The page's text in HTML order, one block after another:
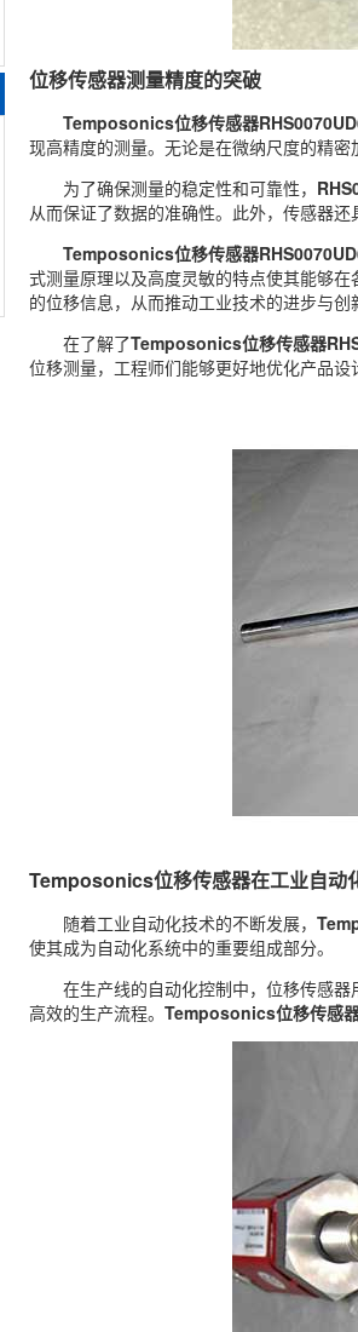
位移传感器测量精度的突破
Temposonics位移传感器
现高精度的测量。无论是在微纳尺度的精
为了确保测量的稳定性和可靠性，
从而保证了数据的准确性。此外，传感器
Temposonics位移传感器
式测量原理以及高度灵敏的特点使其能够
的位移信息，从而推动工业技术的进步与创
在了解了Temposonics位移传感器
位移测量，工程师们能够更好地优化产品设
Temposonics位移传感器在工业自动
随着工业自动化技术的不断发展，
使其成为自动化系统中的重要组成部分。
在生产线的自动化控制中，位移传感
高效的生产流程。 Temposonics位移传感